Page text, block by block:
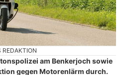
REDAKTION
am Benkerjoch sowie
gegen Motorenlärm durch.